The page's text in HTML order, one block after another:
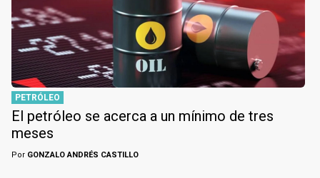
PETRÓLEO
El petróleo se acerca a un mínimo de tres
meses
Por GONZALO ANDRÉS CASTILLO